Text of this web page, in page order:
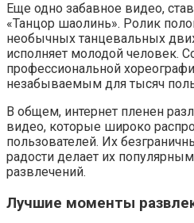
Еще одно забавное видео,
«Танцор шаолинь». Ролик
необычных танцевальных
исполняет молодой человек.
профессиональной
незабываемым для тысяч
В общем, интернет пленен
видео, которые широко
пользователей. Их
радости делает их
развлечений.
Лучшие моменты